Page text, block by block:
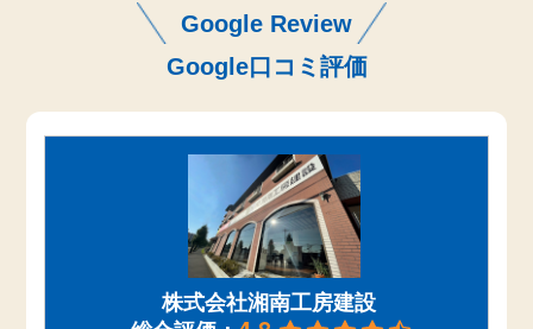
Google Review
Google口コミ評価
株式会社湘南工房建設